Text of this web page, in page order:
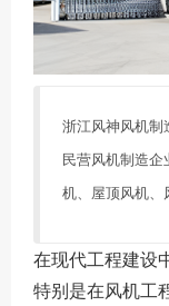
浙江风神风机制
民营风机制造
机、屋顶风机、
在现代工程建设
特别是在风机工